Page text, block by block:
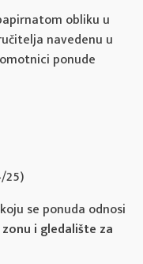
obliku u
navedenu u
ponude
se ponuda odnosi
i gledalište za